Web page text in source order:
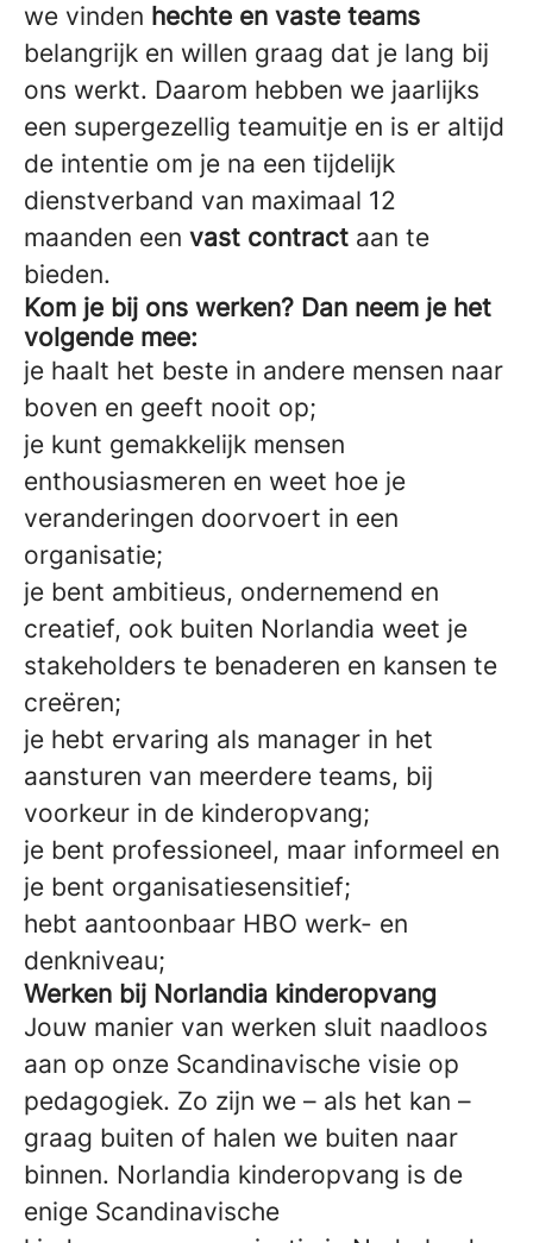
we vinden hechte en vaste teams
belangrijk en willen graag dat je lang bij
ons werkt. Daarom hebben we jaarlijks
een supergezellig teamuitje en is er altijd
de intentie om je na een tijdelijk
dienstverband van maximaal 12
maanden een vast contract aan te
bieden.
Kom je bij ons werken? Dan neem je het
volgende mee:
je haalt het beste in andere mensen naar
boven en geeft nooit op;
je kunt gemakkelijk mensen
enthousiasmeren en weet hoe je
veranderingen doorvoert in een
organisatie;
je bent ambitieus, ondernemend en
creatief, ook buiten Norlandia weet je
stakeholders te benaderen en kansen te
creëren;
je hebt ervaring als manager in het
aansturen van meerdere teams, bij
voorkeur in de kinderopvang;
je bent professioneel, maar informeel en
je bent organisatiesensitief;
hebt aantoonbaar HBO werk- en
denkniveau;
Werken bij Norlandia kinderopvang
Jouw manier van werken sluit naadloos
aan op onze Scandinavische visie op
pedagogiek. Zo zijn we – als het kan –
graag buiten of halen we buiten naar
binnen. Norlandia kinderopvang is de
enige Scandinavische